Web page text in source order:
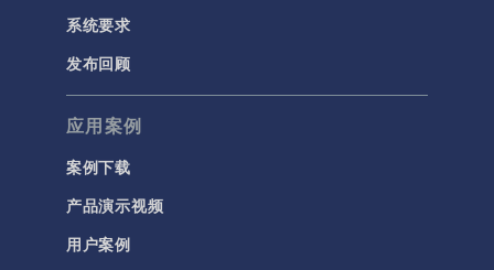
低频电磁学
半导体器件
带电粒子追踪
波动光学
等离子体物理
科学新闻
系统要求
发布回顾
应用案例
案例下载
产品演示视频
用户案例